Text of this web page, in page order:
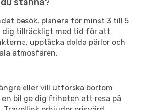
stanna?
besök, planera för minst 3 till 5
dig tillräckligt med tid för att
upptäcka dolda pärlor och
atmosfären.
eller vill utforska bortom
bil ge dig friheten att resa på